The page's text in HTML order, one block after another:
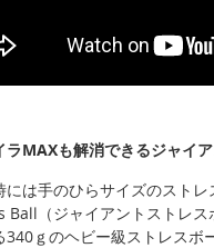
ラMAXも解消できるジャイ
には手のひらサイズのスト
Ball（ジャイアントストレス
340ｇのヘビー級ストレスボ